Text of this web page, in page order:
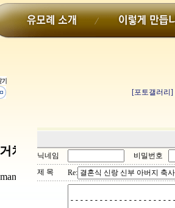
[포토갤러리]
닉네임
비밀번호
제 목
Re: